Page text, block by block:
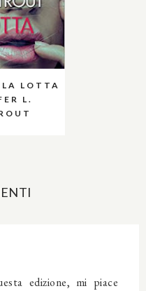
LA LOTTA
L.
edizione, mi piace